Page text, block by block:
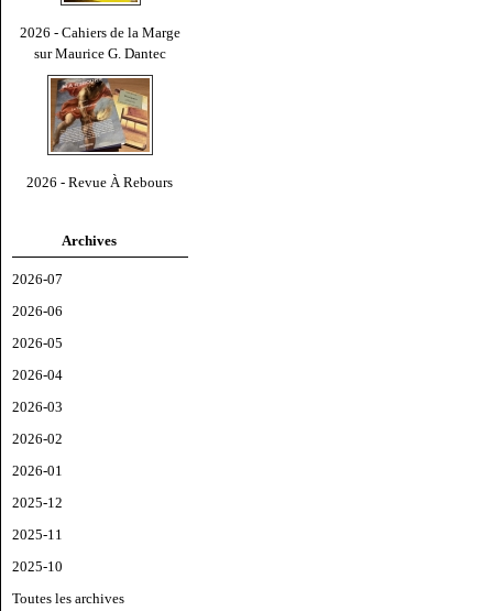
2026 - Cahiers de la Marge
sur Maurice G. Dantec
2026 - Revue À Rebours
Archives
2026-07
2026-06
2026-05
2026-04
2026-03
2026-02
2026-01
2025-12
2025-11
2025-10
Toutes les archives